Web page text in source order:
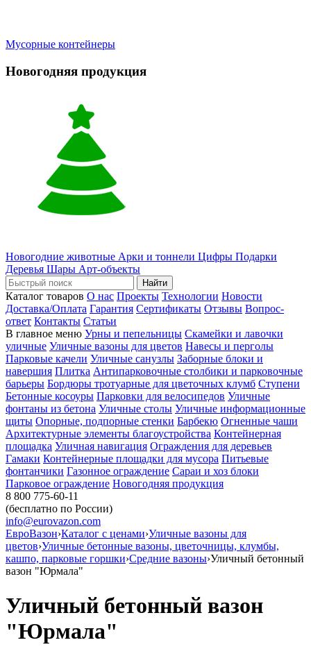
Мусорные контейнеры
Новогодняя продукция
Новогодние животные Арки и тоннели Цифры Подарки
Деревья Шары Арт-объекты
Найти
Каталог товаров О нас Проекты Технологии Новости
Доставка/Оплата Гарантия Сертификаты Отзывы Вопрос-
ответ Контакты Статьи
В главное меню Урны и пепельницы Скамейки и лавочки
уличные Уличные вазоны для цветов Навесы и перголы
Парковые качели Уличные санузлы Заборные блоки и
навершия Плитка Антипарковочные столбики и парковочные
барьеры Бордюры тротуарные для цветочных клумб Ступени
Бетонные косоуры Парковки для велосипедов Уличные
фонтаны из бетона Уличные столы Уличные информационные
щиты Опорные, подпорные стенки Барбекю Огненные чаши
Архитектурные элементы благоустройства Контейнерная
площадка Уличная навигация Ограждения для деревьев
Гамаки Контейнерные площадки для мусора Питьевые
фонтанчики Газонное ограждение Сараи и хоз блоки
Парковое ограждение Новогодняя продукция
8 800 775-60-11
(бесплатно по России)
info@eurovazon.com
ЕвроВазон›Каталог с ценами›Уличные вазоны для
цветов›Уличные бетонные вазоны, цветочницы, клумбы,
кашпо, парковые горшки›Средние вазоны›Уличный бетонный
вазон "Юрмала"
Уличный бетонный вазон
"Юрмала"